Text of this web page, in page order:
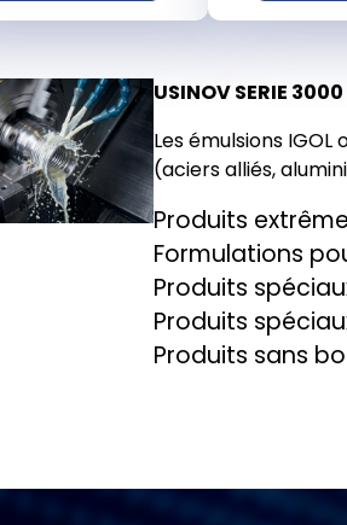
USINOV SERIE 3000
Les émulsions
(aciers alliés,
Produits
Formulations
Produits
Produits
Produits sans